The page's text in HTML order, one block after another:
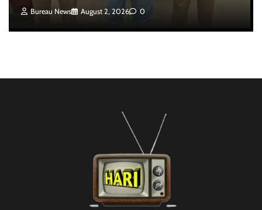
Bureau News August 2, 2026 0